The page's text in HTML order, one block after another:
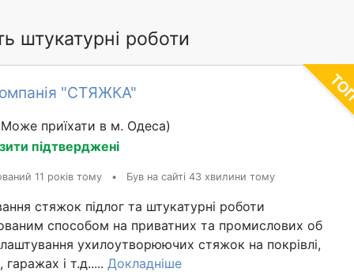
штукатурні роботи
"СТЯЖКА"
приїхати в м. Одеса)
підтверджені
11 років тому • Був на сайті 43 хвилини тому
стяжок підлог та штукатурні роботи
способом на приватних та промислових об
ухилоутворюючих стяжок на покрівлі,
гаражах і т.д..... Докладніше